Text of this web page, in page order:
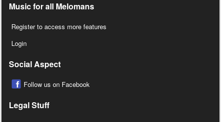
Music for all Melomans
Register to access more features
Login
Social Aspect
Follow us on Facebook
Legal Stuff